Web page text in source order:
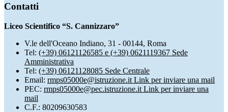
Contatti
Liceo Scientifico “S. Cannizzaro”
V.le dell'Oceano Indiano, 31 - 00144, Roma
Tel: (+39) 06121126585 e (+39) 0621119367 Sede
Amministrativa
Tel: (+39) 06121128085 Sede Centrale
Email: rmps05000e@istruzione.it Link per inviare una mail
PEC: rmps05000e@pec.istruzione.it Link per inviare una
mail
C.F.: 80209630583